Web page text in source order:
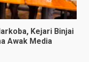
Kejari Binjai
Awak Media